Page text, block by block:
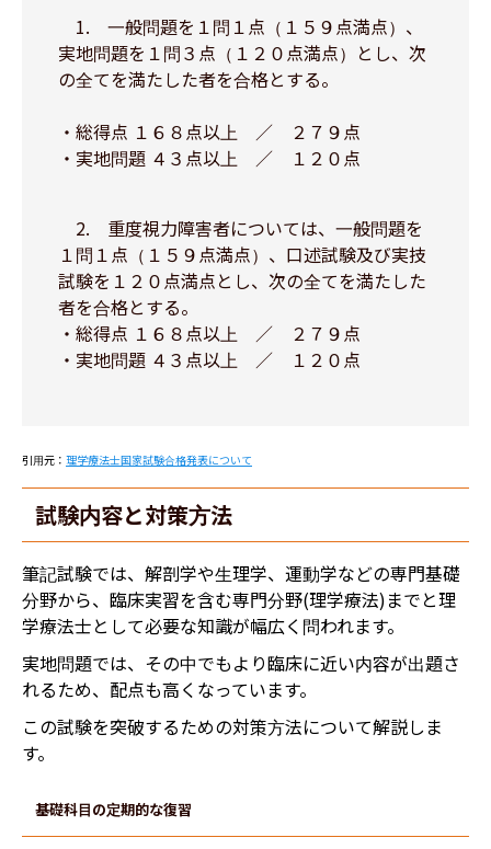
​ 1. 一般問題を１問１点（１５９点満点）、
実地問題を１問３点（１２０点満点）とし、次
の全てを満たした者を合格とする。
・総得点 １６８点以上 ／ ２７９点
・実地問題 ４３点以上 ／ １２０点
2. 重度視力障害者については、一般問題を
１問１点（１５９点満点）、口述試験及び実技
試験を１２０点満点とし、次の全てを満たした
者を合格とする。
・総得点 １６８点以上 ／ ２７９点
・実地問題 ４３点以上 ／ １２０点
引用元： 理学療法士国家試験合格発表について
​​試験内容と対策方法
筆記試験では、解剖学や生理学、運動学などの専門基礎
分野から、臨床実習を含む専門分野(理学療法)までと理
学療法士として必要な知識が幅広く問われます。
実地問題では、その中でもより臨床に近い内容が出題さ
れるため、配点も高くなっています。
この試験を突破するための対策方法について解説しま
す。
基礎科目の定期的な復習